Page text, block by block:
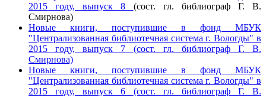
2015 году, выпуск 8 (сост. гл. библиограф Г. В.
Смирнова)
Новые книги, поступившие в фонд МБУК
"Централизованная библиотечная система г. Вологды" в
2015 году, выпуск 7 (сост. гл. библиограф Г. В.
Смирнова)
Новые книги, поступившие в фонд МБУК
"Централизованная библиотечная система г. Вологды" в
2015 году, выпуск 6 (сост. гл. библиограф Г. В.